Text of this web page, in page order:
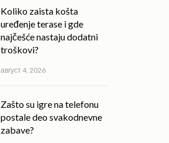
Koliko zaista košta
uređenje terase i gde
najčešće nastaju dodatni
troškovi?
август 4, 2026
Zašto su igre na telefonu
postale deo svakodnevne
zabave?